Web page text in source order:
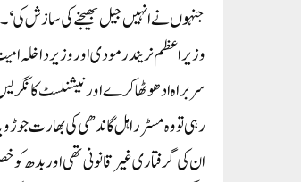
جنہوں نے انہیں جیل بھیجنے کی سازش
وزیر اعظم نریندر مودی اور وزیر داخلہ
سربراہ ادھو ٹھاکرے اور نیشنلسٹ
رہی تو وہ مسٹر راہل گاندھی کی بھارت
ان کی گرفتاری غیر قانونی تھی اور